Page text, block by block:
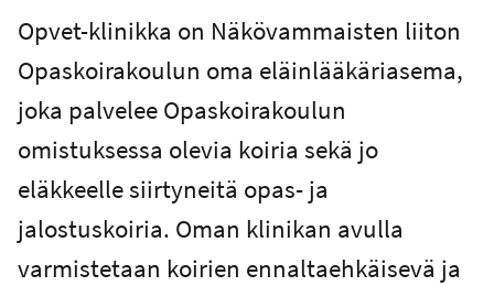
Opvet-klinikka on Näkövammaisten liiton
Opaskoirakoulun oma eläinlääkäriasema,
joka palvelee Opaskoirakoulun
omistuksessa olevia koiria sekä jo
eläkkeelle siirtyneitä opas- ja
jalostuskoiria. Oman klinikan avulla
varmistetaan koirien ennaltaehkäisevä ja